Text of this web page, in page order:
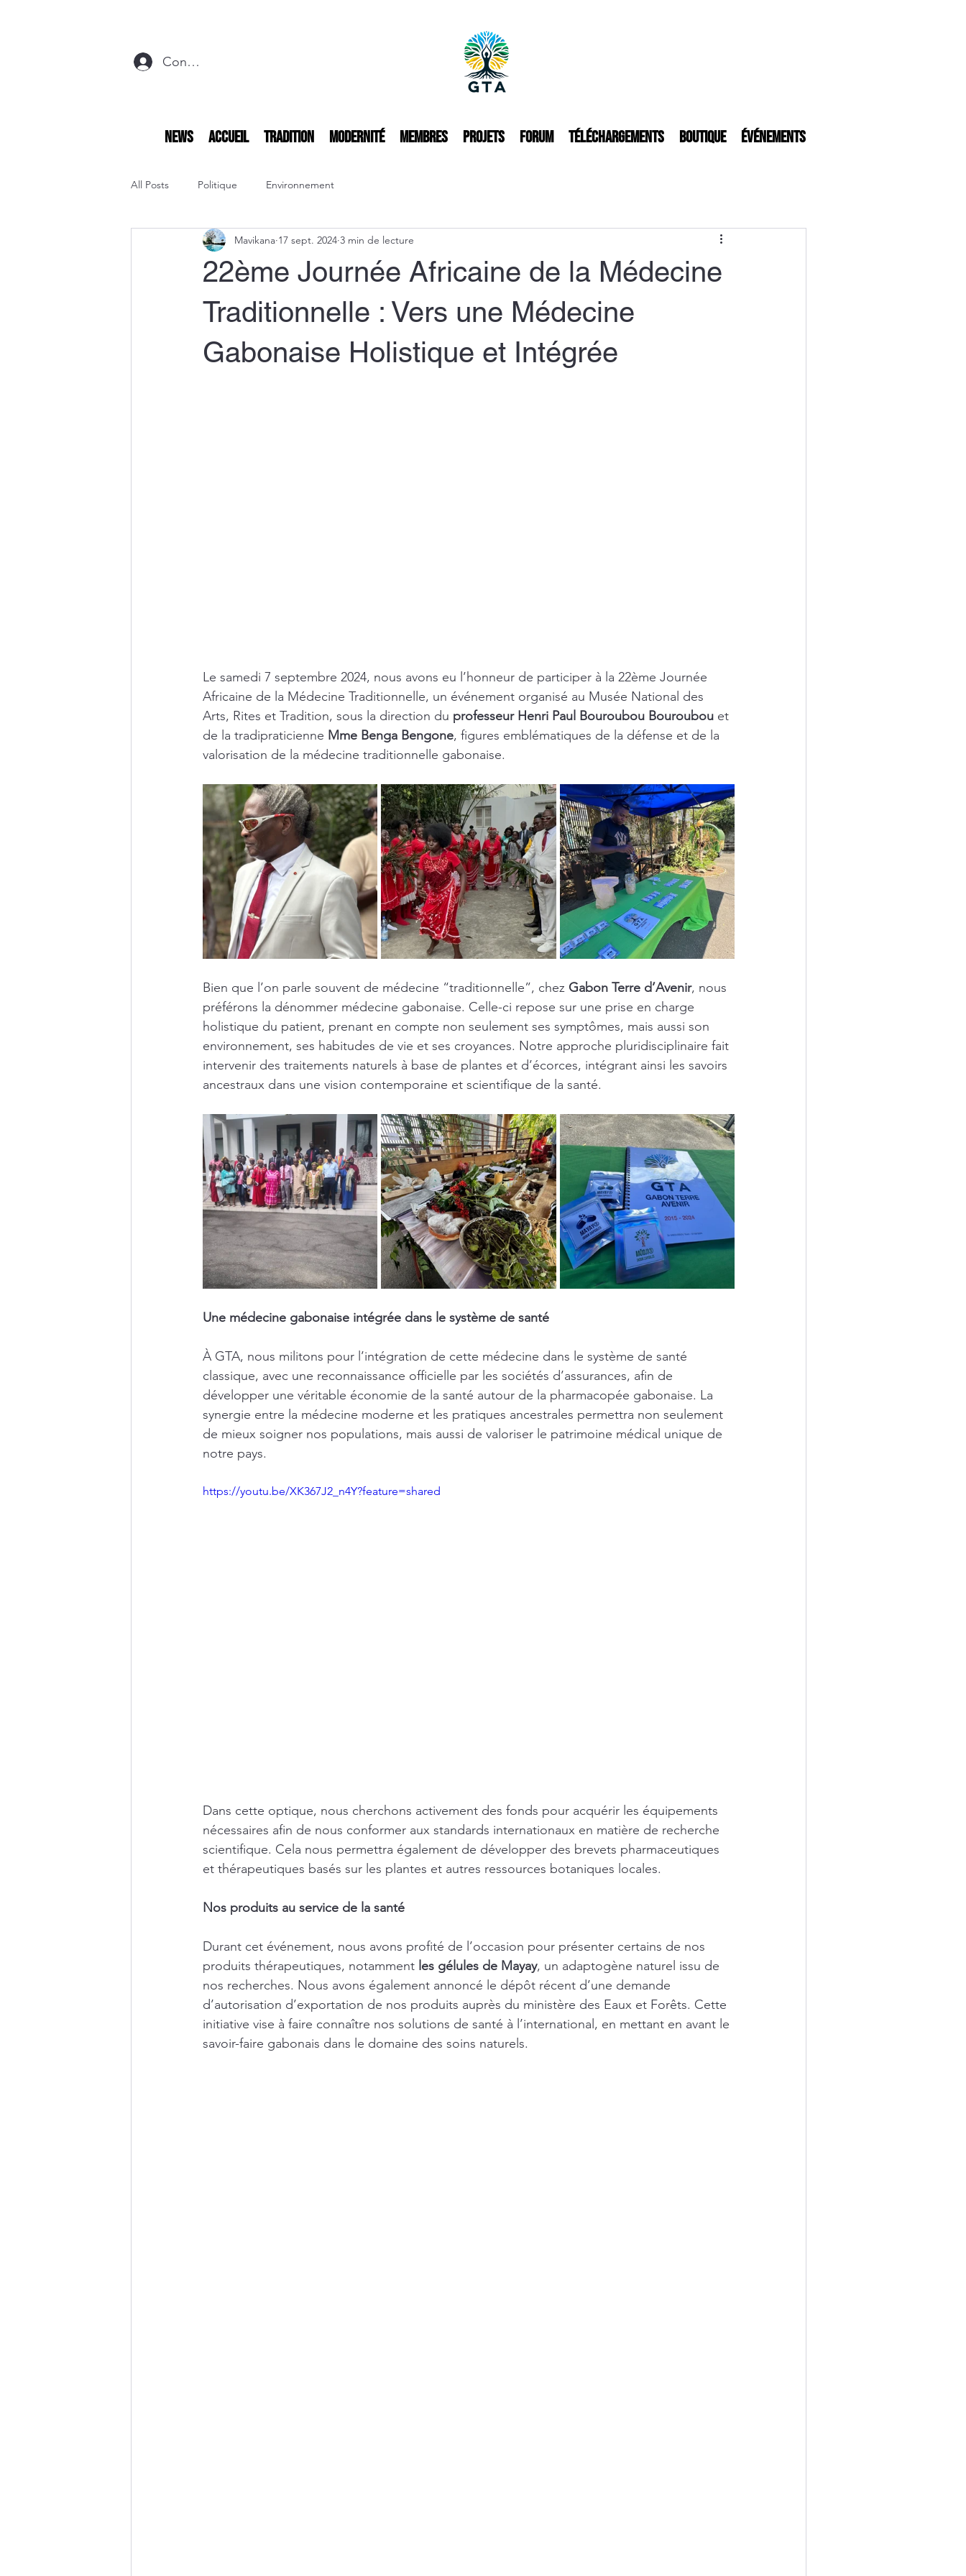
Connexion
NEWS Accueil Tradition Modernité Membres Projets Forum Téléchargements Boutique Événements
All Posts Politique Environnement
22ème Journée Africaine de la Médecine
Traditionnelle : Vers une Médecine
Gabonaise Holistique et Intégrée
Mavikana 17 sept. 2024 3 min de lecture
Le samedi 7 septembre 2024, nous avons eu l’honneur de participer à la 22ème Journée
Africaine de la Médecine Traditionnelle, un événement organisé au Musée National des
Arts, Rites et Tradition, sous la direction du professeur Henri Paul Bouroubou Bouroubou et
de la tradipraticienne Mme Benga Bengone, figures emblématiques de la défense et de la
valorisation de la médecine traditionnelle gabonaise.
Bien que l’on parle souvent de médecine “traditionnelle”, chez Gabon Terre d’Avenir, nous
préférons la dénommer médecine gabonaise. Celle-ci repose sur une prise en charge
holistique du patient, prenant en compte non seulement ses symptômes, mais aussi son
environnement, ses habitudes de vie et ses croyances. Notre approche pluridisciplinaire fait
intervenir des traitements naturels à base de plantes et d’écorces, intégrant ainsi les savoirs
ancestraux dans une vision contemporaine et scientifique de la santé.
Une médecine gabonaise intégrée dans le système de santé
À GTA, nous militons pour l’intégration de cette médecine dans le système de santé
classique, avec une reconnaissance officielle par les sociétés d’assurances, afin de
développer une véritable économie de la santé autour de la pharmacopée gabonaise. La
synergie entre la médecine moderne et les pratiques ancestrales permettra non seulement
de mieux soigner nos populations, mais aussi de valoriser le patrimoine médical unique de
notre pays.
https://youtu.be/XK367J2_n4Y?feature=shared
Dans cette optique, nous cherchons activement des fonds pour acquérir les équipements
nécessaires afin de nous conformer aux standards internationaux en matière de recherche
scientifique. Cela nous permettra également de développer des brevets pharmaceutiques
et thérapeutiques basés sur les plantes et autres ressources botaniques locales.
Nos produits au service de la santé
Durant cet événement, nous avons profité de l’occasion pour présenter certains de nos
produits thérapeutiques, notamment les gélules de Mayay, un adaptogène naturel issu de
nos recherches. Nous avons également annoncé le dépôt récent d’une demande
d’autorisation d’exportation de nos produits auprès du ministère des Eaux et Forêts. Cette
initiative vise à faire connaître nos solutions de santé à l’international, en mettant en avant le
savoir-faire gabonais dans le domaine des soins naturels.